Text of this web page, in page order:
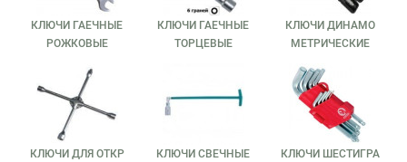
КЛЮЧИ ГАЕЧНЫЕ
РОЖКОВЫЕ
КЛЮЧИ ГАЕЧНЫЕ
ТОРЦЕВЫЕ
КЛЮЧИ ДИНАМО
МЕТРИЧЕСКИЕ
КЛЮЧИ ДЛЯ ОТКР
КЛЮЧИ СВЕЧНЫЕ
КЛЮЧИ ШЕСТИГРА